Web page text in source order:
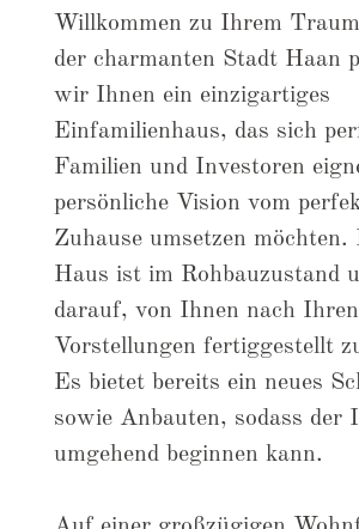
Willkommen zu Ihrem
der charmanten Stadt Haan
wir Ihnen ein einzigartiges
Einfamilienhaus, das sich
Familien und Investoren
persönliche Vision vom
Zuhause umsetzen möchten.
Haus ist im Rohbauzustand
darauf, von Ihnen nach Ihren
Vorstellungen fertiggestellt
Es bietet bereits ein neues
sowie Anbauten, sodass der
umgehend beginnen kann.